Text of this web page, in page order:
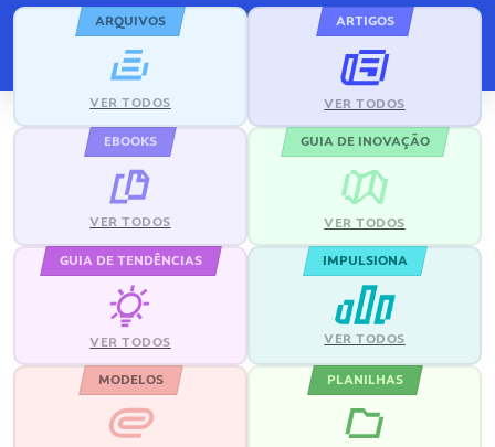
ARQUIVOS
VER TODOS
ARTIGOS
VER TODOS
EBOOKS
VER TODOS
GUIA DE INOVAÇÃO
VER TODOS
GUIA DE TENDÊNCIAS
VER TODOS
IMPULSIONA
VER TODOS
MODELOS PLANILHAS